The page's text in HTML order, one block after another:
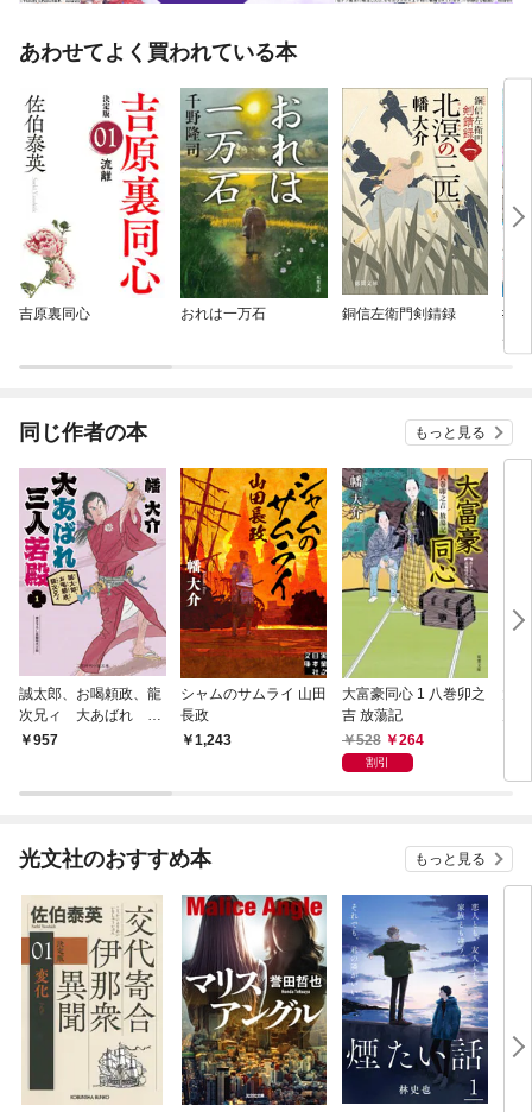
あわせてよく買われている本
吉原裏同心 おれは一万石 銅信左衛門剣錆録
#神
同じ作者の本 もっと見る
誠太郎、お喝頼政、龍
次兄ィ 大あばれ 三
人若殿１
957
シャムのサムライ 山田
長政
1,243
大富豪同心 1 八巻卯之
吉 放蕩記
528
264
割引
光文社のおすすめ本 もっと見る